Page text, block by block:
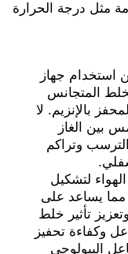
مثل درجة الحرارة
استخدام جهاز
المتجانس
بالإنزيم. لا
بين الغاز
وتراكم
لتشكيل
مما يساعد على
تأثير خلط
وكفاءة تحفيز
البيولوجي